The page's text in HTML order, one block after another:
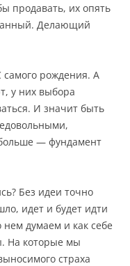
продавать, их опять
Делающий
самого рождения. А
у них выбора
И значит быть
— фундамент
Без идеи точно
идет и будет идти
нем думаем и как себе
На которые мы
страха